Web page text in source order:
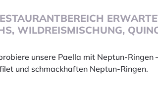
WILDREISMISCHUNG,
unsere Paella mit Neptun-
und schmackhaften Neptun-Ringen.